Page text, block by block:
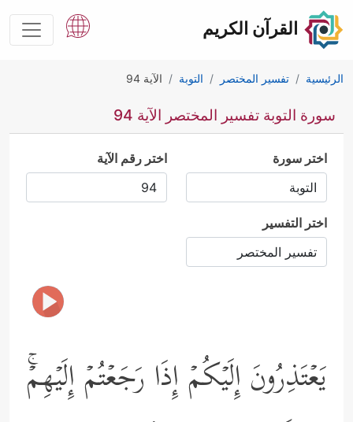
القرآن الكريم
الرئيسية تفسير المختصر التوبة الآية 94
سورة التوبة تفسير المختصر الآية 94
اختر سورة اختر رقم الآية
اختر التفسير
یَعۡتَذِرُونَ إِلَیۡكُمۡ إِذَا رَجَعۡتُمۡ إِلَیۡهِمۡۚ